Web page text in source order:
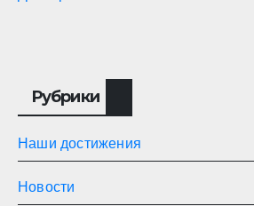
Рубрики
Наши достижения
Новости